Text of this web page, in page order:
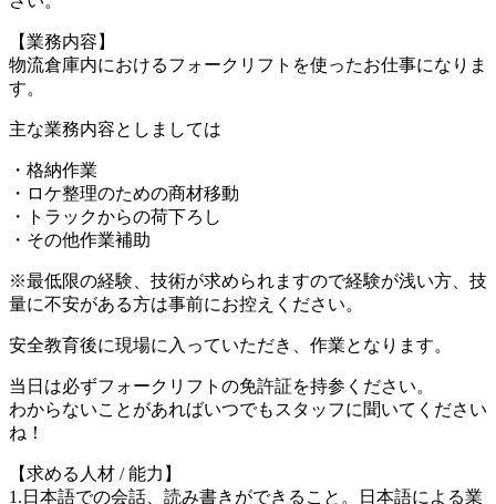
【業務内容】
物流倉庫内におけるフォークリフトを使ったお仕事になりま
す。
主な業務内容としましては
・格納作業
・ロケ整理のための商材移動
・トラックからの荷下ろし
・その他作業補助
※最低限の経験、技術が求められますので経験が浅い方、技
量に不安がある方は事前にお控えください。
安全教育後に現場に入っていただき、作業となります。
当日は必ずフォークリフトの免許証を持参ください。
わからないことがあればいつでもスタッフに聞いてください
ね！
【求める人材 / 能力】
1.日本語での会話、読み書きができること。日本語による業